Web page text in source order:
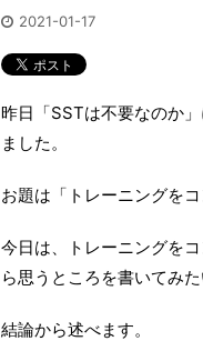
2021-01-17
昨日「SSTは不要なのか
ました。
お題は「トレーニングを
今日は、トレーニングを
ら思うところを書いてみた
結論から述べます。